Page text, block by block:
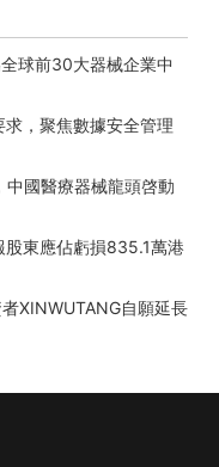
球前30大器械企業中
，聚焦數據安全管理
國醫療器械龍頭啓動
東應佔虧損835.1萬港
XINWUTANG自願延長